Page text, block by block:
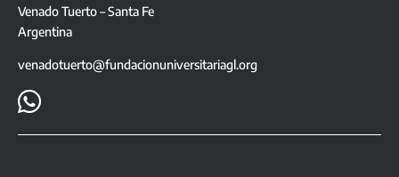
Venado Tuerto – Santa Fe
Argentina
venadotuerto@fundacionuniversitariagl.org
